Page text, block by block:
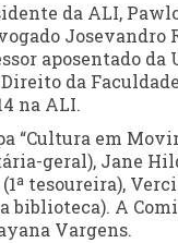
da ALI,
aposentado da
da
na ALI.
“Cultura em
geral), Jane
tesoureira),
A
Vargens.